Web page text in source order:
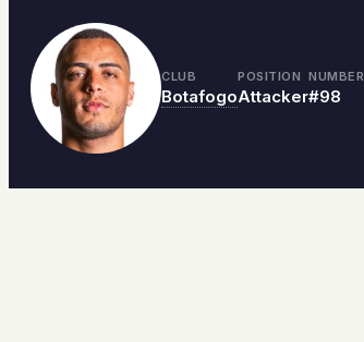
CLUB
Botafogo
POSITION
Attacker
NUMBER
#98